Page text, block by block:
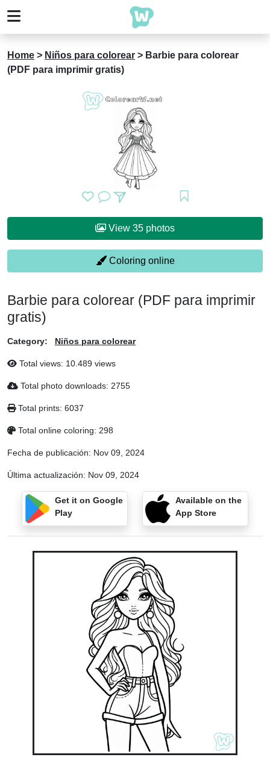
Home > Niños para colorear > Barbie para colorear
(PDF para imprimir gratis)
View 35 photos
Coloring online
Barbie para colorear (PDF para imprimir
gratis)
Category: Niños para colorear
Total views: 10.489 views
Total photo downloads: 2755
Total prints: 6037
Total online coloring: 298
Fecha de publicación: Nov 09, 2024
Última actualización: Nov 09, 2024
Get it on Google
Play
Available on the
App Store